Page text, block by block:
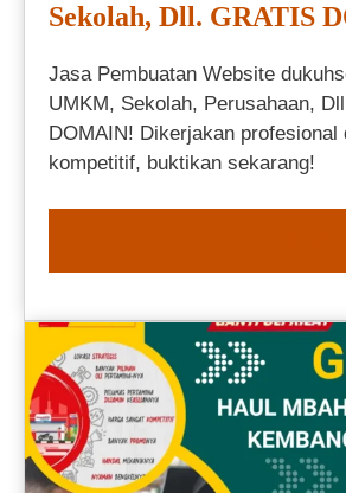
Sekolah, Dll. GRATIS
Jasa Pembuatan Website
UMKM, Sekolah, Perusahaan,
DOMAIN! Dikerjakan profesional
kompetitif, buktikan sekarang!